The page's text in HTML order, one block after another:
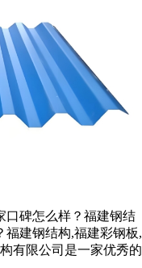
口碑怎么样？福建钢结
福建钢结构,福建彩钢板,
有限公司是一家优秀的